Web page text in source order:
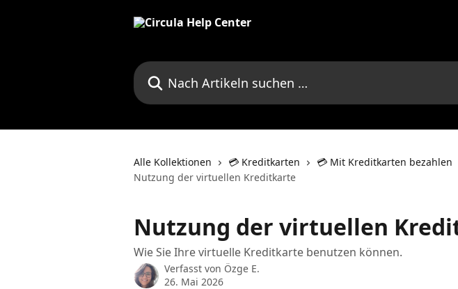
Nach Artikeln suchen …
Alle Kollektionen 💳 Kreditkarten
💳 Mit Kreditkarten bezahlen
Nutzung der virtuellen Kreditkarte
Nutzung der virtuellen
Wie Sie Ihre virtuelle Kreditkarte benutzen können.
Verfasst von Özge E.
26. Mai 2026